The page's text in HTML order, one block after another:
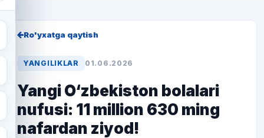
Ro'yxatga qaytish
YANGILIKLAR 01.06.2026
Yangi O‘zbekiston bolalari
nufusi: 11 million 630 ming
nafardan ziyod!